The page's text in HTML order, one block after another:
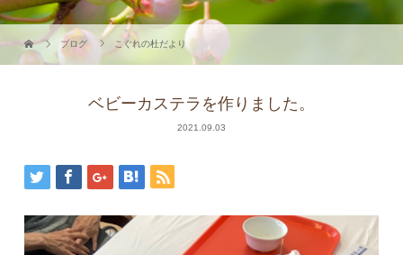
ブログ こぐれの杜だより
ベビーカステラを作りました。
2021.09.03